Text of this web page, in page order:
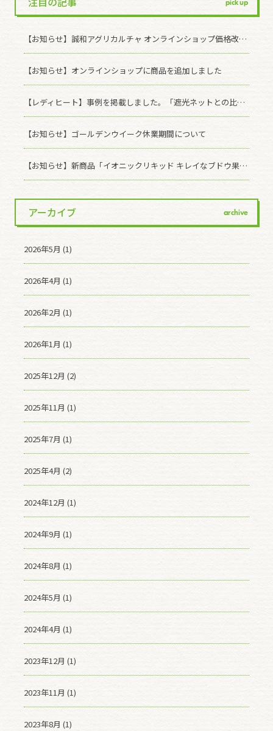
【お知らせ】誠和アグリカルチャ オンラインショップ価格改定のお知らせ
【お知らせ】オンラインショップに商品を追加しました
【レディヒート】事例を掲載しました。「遮光ネットとの比較」
【お知らせ】ゴールデンウイーク休業期間について
【お知らせ】新商品「イオニックリキッド キレイなブドウ果皮」発売のお知らせ
アーカイブ archive
2026年5月 (1)
2026年4月 (1)
2026年2月 (1)
2026年1月 (1)
2025年12月 (2)
2025年11月 (1)
2025年7月 (1)
2025年4月 (2)
2024年12月 (1)
2024年9月 (1)
2024年8月 (1)
2024年5月 (1)
2024年4月 (1)
2023年12月 (1)
2023年11月 (1)
2023年8月 (1)